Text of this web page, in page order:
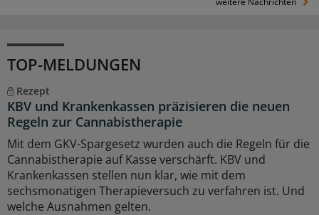
TOP-MELDUNGEN
Rezept
KBV und Krankenkassen präzisieren die neuen
Regeln zur Cannabistherapie
Mit dem GKV-Spargesetz wurden auch die Regeln für die
Cannabistherapie auf Kasse verschärft. KBV und
Krankenkassen stellen nun klar, wie mit dem
sechsmonatigen Therapieversuch zu verfahren ist. Und
welche Ausnahmen gelten.